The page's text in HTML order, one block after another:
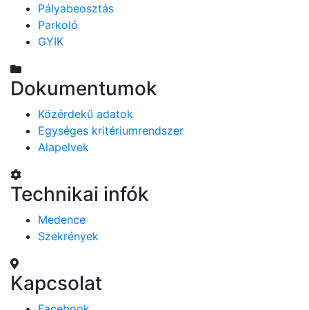
Pályabeosztás
Parkoló
GYIK
Dokumentumok
Közérdekű adatok
Egységes kritériumrendszer
Alapelvek
Technikai infók
Medence
Szekrények
Kapcsolat